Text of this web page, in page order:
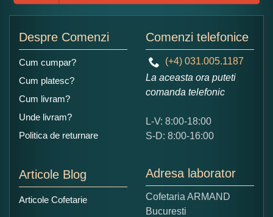
Ce nota acordati acestui produs?
5
Copiati alaturi numarul din imagine:
Despre Comenzi
Cum cumpar?
Cum platesc?
Cum livram?
Unde livram?
Politica de returnare
Articole Blog
Articole Cofetarie
Comenzi telefonice
(+4) 031.005.1187
La aceasta ora puteti
comanda telefonic
L-V: 8:00-18:00
S-D: 8:00-16:00
Adresa laborator
Cofetaria ARMAND
Bucuresti